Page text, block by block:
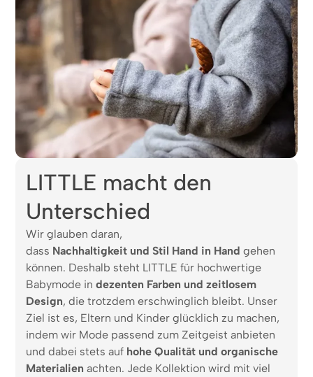
LITTLE macht den
Unterschied
Wir glauben daran,
dass Nachhaltigkeit und Stil Hand in Hand gehen
können. Deshalb steht LITTLE für hochwertige
Babymode in dezenten Farben und zeitlosem
Design, die trotzdem erschwinglich bleibt. Unser
Ziel ist es, Eltern und Kinder glücklich zu machen,
indem wir Mode passend zum Zeitgeist anbieten
und dabei stets auf hohe Qualität und organische
Materialien achten. Jede Kollektion wird mit viel